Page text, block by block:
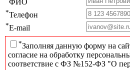
ФИО
*Телефон
*E-mail
*Заполняя данную форму на
согласие на обработку
соответствие с ФЗ №152-ФЗ "О